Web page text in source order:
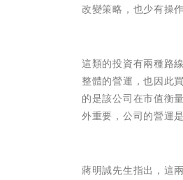
改變策略，也少有操
這類的投資有兩種路
整體的營運，也因此
的是該公司在市值衡
外重要，公司的營運
蔣明誠先生指出，這